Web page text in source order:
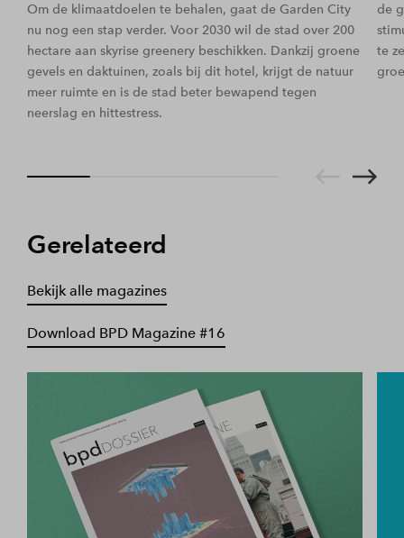
Om de klimaatdoelen te behalen, gaat de Garden City
nu nog een stap verder. Voor 2030 wil de stad over 200
hectare aan skyrise greenery beschikken. Dankzij groene
gevels en daktuinen, zoals bij dit hotel, krijgt de natuur
meer ruimte en is de stad beter bewapend tegen
neerslag en hittestress.
de
te
Gerelateerd
Bekijk alle magazines
Download BPD Magazine #16